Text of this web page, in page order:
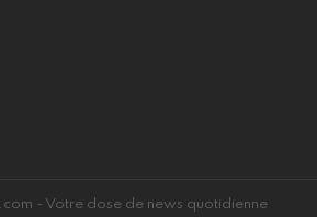
- Votre dose de news quotidienne